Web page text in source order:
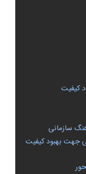
کیفیت
سازمانی
جهت بهبود کیفیت